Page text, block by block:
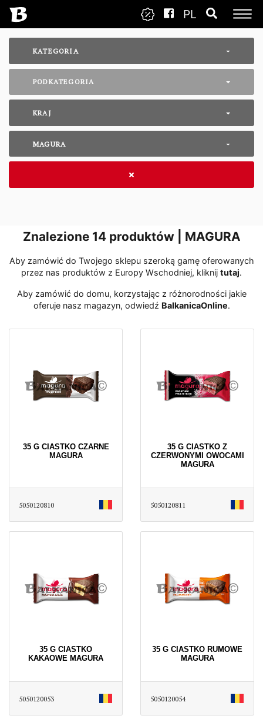
PL
KATEGORIA
PODKATEGORIA
KRAJ
MAGURA
Znalezione 14produktów | MAGURA
Aby zamówić do Twojego sklepu szeroką gamę oferowanych
przez nas produktów z Europy Wschodniej, kliknij tutaj․
Aby zamówić do domu, korzystając z różnorodności jakie
oferuje nasz magazyn, odwiedź BalkanicaOnline․
35 G CIASTKO CZARNE
MAGURA
5050120810
35 G CIASTKO Z
CZERWONYMI OWOCAMI
MAGURA
5050120811
35 G CIASTKO
KAKAOWE MAGURA
5050120053
35 G CIASTKO RUMOWE
MAGURA
5050120054